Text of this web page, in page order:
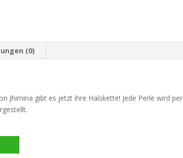
(0)
Jhimina gibt es jetzt ihre Halskette! Jede Perle wird per